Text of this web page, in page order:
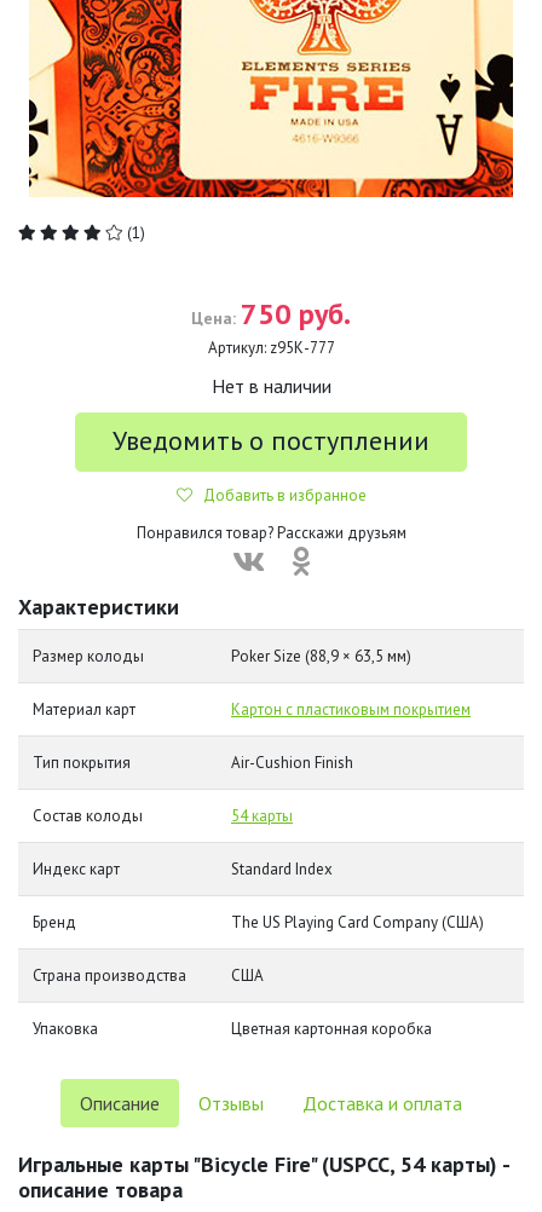
(1)
Цена: 750 руб.
Артикул: z95К-777
Нет в наличии
Уведомить о поступлении
Добавить в избранное
Понравился товар? Расскажи друзьям
Характеристики
Размер колоды Poker Size (88,9 × 63,5 мм)
Материал карт Картон с пластиковым покрытием
Тип покрытия Air-Cushion Finish
Состав колоды 54 карты
Индекс карт Standard Index
Бренд The US Playing Card Company (США)
Страна производства США
Упаковка Цветная картонная коробка
Описание Отзывы Доставка и оплата
Игральные карты "Bicycle Fire" (USPCC, 54 карты) -
описание товара